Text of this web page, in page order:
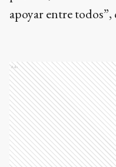
apoyar entre
Ads